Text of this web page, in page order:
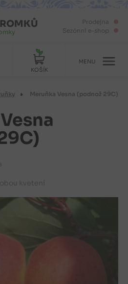
Prodejna
Sezónní e-shop
KOŠÍK
MENU
Meruňka Vesna (podnož 29C)
kvetení